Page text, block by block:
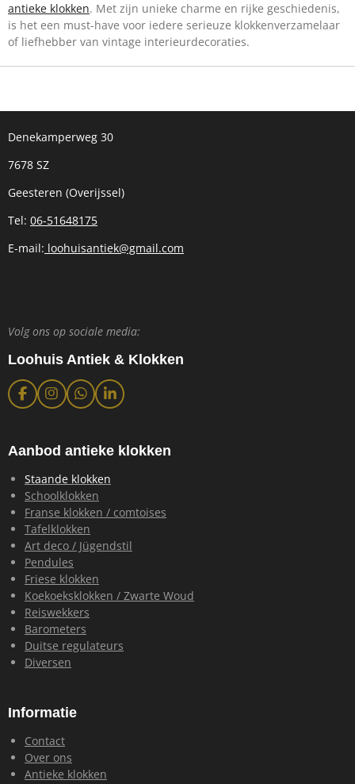
antieke klokken. Met zijn unieke charme en rijke geschiedenis,
is het een must-have voor iedere serieuze klokkenverzamelaar
of liefhebber van vintage interieurdecoraties.
Denekamperweg 30
7678 SZ
Geesteren (Overijssel)
Tel: 06-51648175
E-mail: loohuisantiek@gmail.com
Volg ons op sociale media:
Loohuis Antiek & Klokken
F
a
b
o
k
I
n
a
r
a
m
W
h
s
p
p
L
i
e
I
n
Aanbod antieke klokken
Staande klokken
Schoolklokken
Franse klokken / comtoises
Tafelklokken
Art deco / Jügendstil
Pendules
Friese klokken
Koekoeksklokken / Zwarte Woud
Reiswekkers
Barometers
Duitse regulateurs
Diversen
Informatie
Contact
Over ons
Antieke klokken